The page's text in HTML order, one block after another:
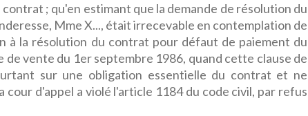
; qu'en estimant que la demande de résolution du
Mme X..., était irrecevable en contemplation de
à la résolution du contrat pour défaut de paiement du
de vente du 1er septembre 1986, quand cette clause de
sur une obligation essentielle du contrat et ne
d'appel a violé l'article 1184 du code civil, par refus